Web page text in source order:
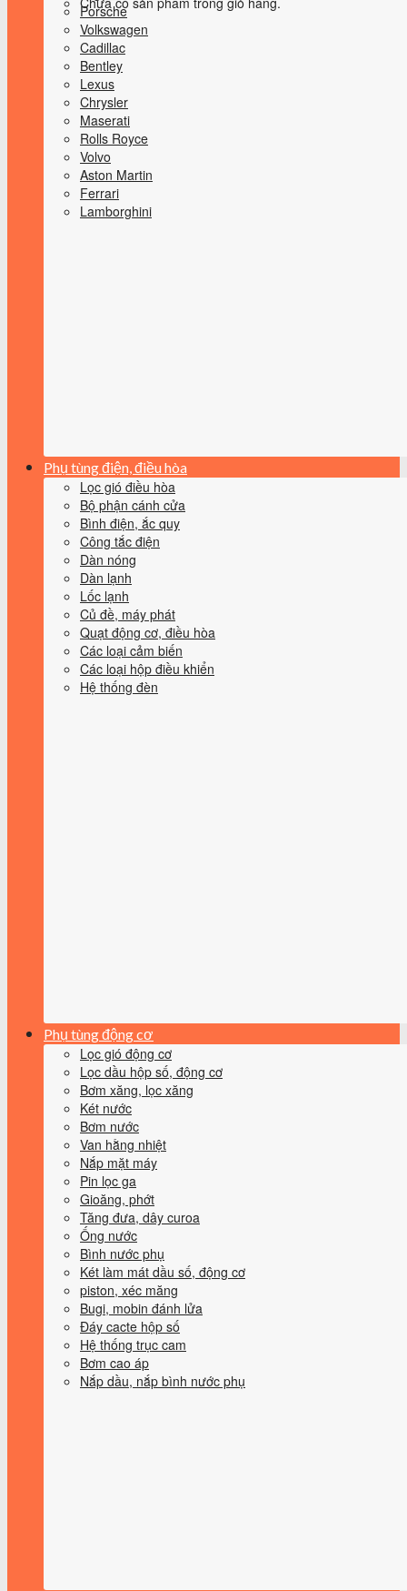
Porsche
Volkswagen
Cadillac
Bentley
Lexus
Chrysler
Maserati
Rolls Royce
Volvo
Aston Martin
Ferrari
Lamborghini
Phụ tùng điện, điều hòa
Lọc gió điều hòa
Bộ phận cánh cửa
Bình điện, ắc quy
Công tắc điện
Dàn nóng
Dàn lạnh
Lốc lạnh
Củ đề, máy phát
Quạt động cơ, điều hòa
Các loại cảm biến
Các loại hộp điều khiển
Hệ thống đèn
Phụ tùng động cơ
Lọc gió động cơ
Lọc dầu hộp số, động cơ
Bơm xăng, lọc xăng
Két nước
Bơm nước
Van hằng nhiệt
Nắp mặt máy
Pin lọc ga
Gioăng, phớt
Tăng đưa, dây curoa
Ống nước
Bình nước phụ
Két làm mát dầu số, động cơ
piston, xéc măng
Bugi, mobin đánh lửa
Đáy cacte hộp số
Hệ thống trục cam
Bơm cao áp
Nắp dầu, nắp bình nước phụ